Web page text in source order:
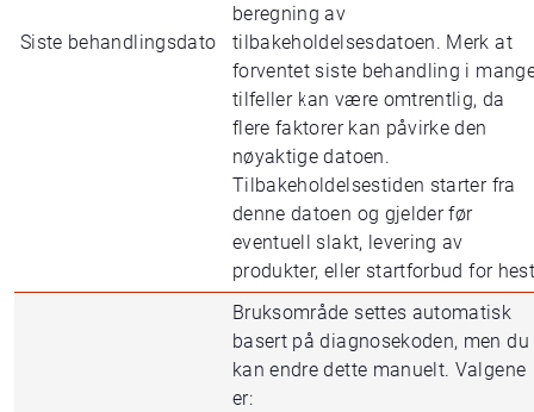
Siste behandlingsdato
beregning av
tilbakeholdelsesdatoen. Merk at
forventet siste behandling i
tilfeller kan være omtrentlig, da
flere faktorer kan påvirke den
nøyaktige datoen.
Tilbakeholdelsestiden starter fra
denne datoen og gjelder før
eventuell slakt, levering av
produkter, eller startforbud for
Bruksområde settes automatisk
basert på diagnosekoden, men du
kan endre dette manuelt. Valgene
er: